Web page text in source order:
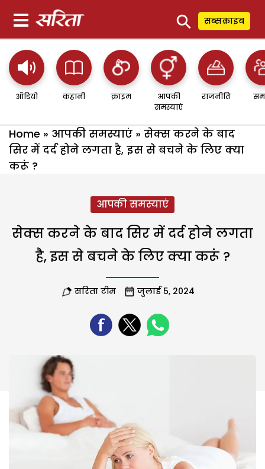
⚲ सब्सक्राइब
ऑडियो कहानी क्राइम
आपकी
समस्याएं
राजनीति
Home » आपकी समस्याएं » सेक्स करने के बाद
सिर में दर्द होने लगता है, इस से बचने के लिए क्या
करूंं ?
आपकी समस्याएं
सेक्स करने के बाद सिर में दर्द होने लगता
है, इस से बचने के लिए क्या करूंं ?
सरिता टीम जुलाई 5, 2024